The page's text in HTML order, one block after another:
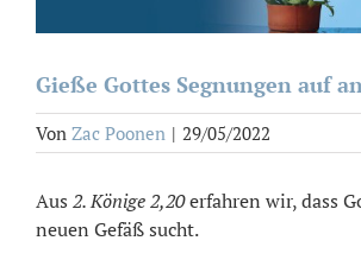
Gieße Gottes Segnungen auf
Von Zac Poonen | 29/05/2022
Aus 2. Könige 2,20erfahren wir, dass
neuen Gefäß sucht.